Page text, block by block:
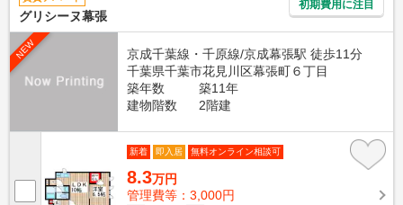
グリシーヌ幕張
初期費用に注目
NEW
京成千葉線・千原線/京成幕張駅 徒歩11分
千葉県千葉市花見川区幕張町６丁目
築年数
築11年
建物階数
2階建
新着 即入居 無料オンライン相談可
8.3万円
管理費等：3,000円